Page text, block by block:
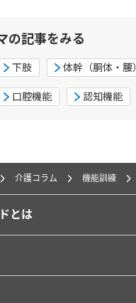
の記事をみる
下肢 体幹（胴体・腰）
口腔機能 認知機能
介護コラム 機能訓練
とは